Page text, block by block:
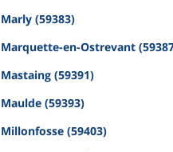
Marly (59383)
Marquette-en-Ostrevant
Mastaing (59391)
Maulde (59393)
Millonfosse (59403)